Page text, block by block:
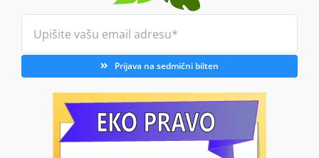
Prijava na sedmični bilten